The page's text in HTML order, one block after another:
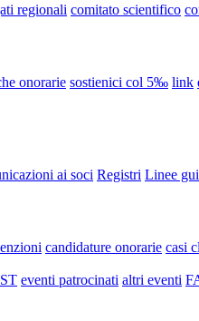
regionali comitato scientifico
onorarie sostienici col 5‰ link
ai soci Registri Linee
candidature onorarie casi
eventi patrocinati altri eventi